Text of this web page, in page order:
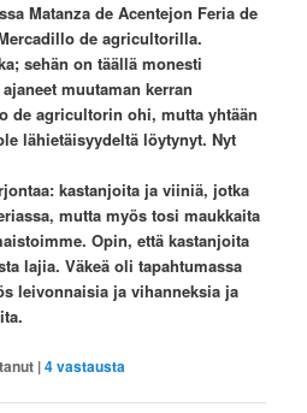
Matanza de Acentejon Feria de
de agricultorilla.
sehän on täällä monesti
muutaman kerran
de agricultorin ohi, mutta yhtään
lähietäisyydeltä löytynyt. Nyt
kastanjoita ja viiniä, jotka
mutta myös tosi maukkaita
Opin, että kastanjoita
lajia. Väkeä oli tapahtumassa
leivonnaisia ja vihanneksia ja
|4vastausta